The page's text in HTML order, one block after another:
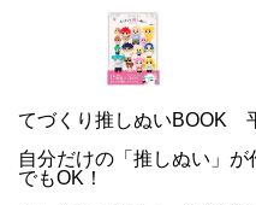
てづくり推しぬいBOOK
自分だけの「推しぬい」
でもOK！